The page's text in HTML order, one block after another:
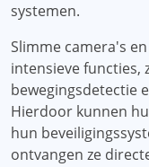
systemen.
Slimme camera's
intensieve functies,
bewegingsdetectie
Hierdoor kunnen
hun
ontvangen ze